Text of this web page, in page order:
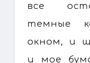
все
темные
окном, и
и мое